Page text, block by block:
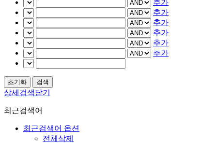
추가
추가
추가
추가
추가
추가
상세검색닫기
최근검색어
최근검색어 옵션
전체삭제